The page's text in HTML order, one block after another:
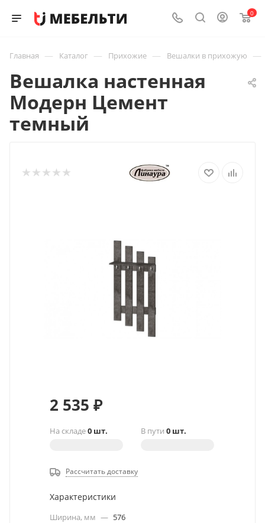
0
Главная — Каталог — Прихожие — Вешалки в прихожую —
Вешалка настенная
Модерн Цемент
темный
2 535 ₽
На складе0 шт. В пути 0 шт.
Рассчитать доставку
Характеристики
Ширина, мм — 576